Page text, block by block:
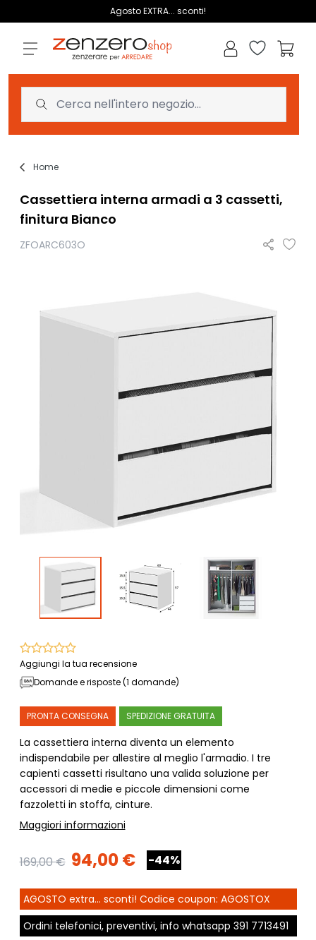
Agosto EXTRA... sconti!
Lista dei
Home
Cassettiera interna armadi a 3 cassetti,
finitura Bianco
ZFOARC603O
Aggiungi la tua recensione
Domande e risposte (1 domande)
PRONTA CONSEGNA SPEDIZIONE GRATUITA
La cassettiera interna diventa un elemento
indispendabile per allestire al meglio l'armadio. I tre
capienti cassetti risultano una valida soluzione per
accessori di medie e piccole dimensioni come
fazzoletti in stoffa, cinture.
Maggiori informazioni
169,00 € 94,00 € -44%
AGOSTO extra... sconti! Codice coupon: AGOSTOX
Ordini telefonici, preventivi, info whatsapp 391 7713491